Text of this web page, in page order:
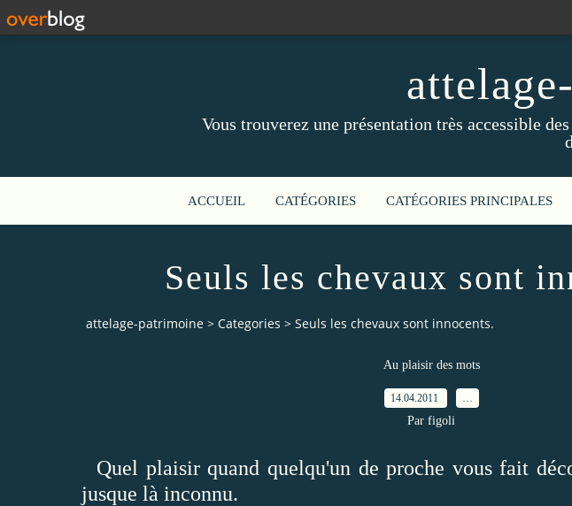
Vous trouverez une présentation très accessible
ACCUEIL CATÉGORIES CATÉGORIES PRINCIPALES
Seuls les chevaux sont
attelage-patrimoine > Categories > Seuls les chevaux sont innocents.
Au plaisir des mots
14.04.2011
Par figoli
Quel plaisir quand quelqu'un de proche vous fait
jusque là inconnu.